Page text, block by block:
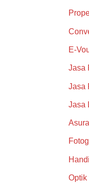
E-
Jasa
Jasa
Jasa
Optik